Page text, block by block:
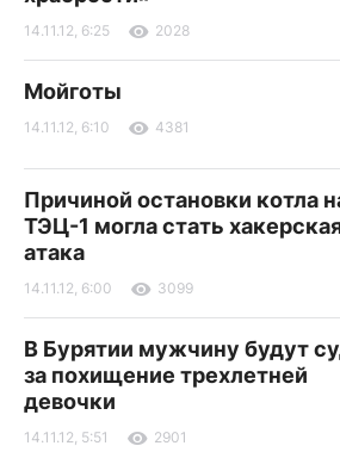
14.11.12, 6:25 2028
Мойготы
14.11.12, 6:10 4381
Причиной остановки котла
ТЭЦ-1 могла стать
атака
14.11.12, 6:00 3099
В Бурятии мужчину будут
за похищение трехлетней
девочки
14.11.12, 5:51 2901